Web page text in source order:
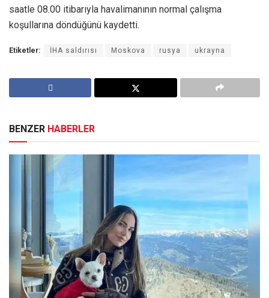
saatle 08.00 itibarıyla havalimanının normal çalışma
koşullarına döndüğünü kaydetti.
Etiketler: İHA saldırısı Moskova rusya ukrayna
BENZER HABERLER